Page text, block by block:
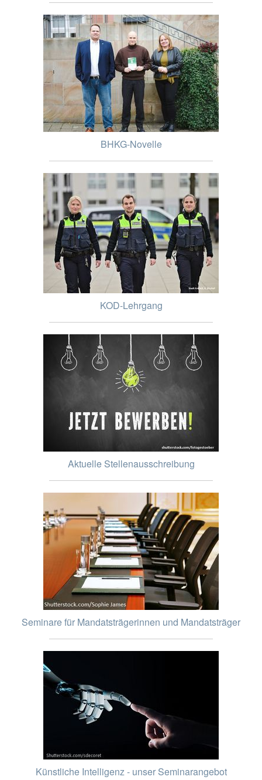
BHKG-Novelle
KOD-Lehrgang
Aktuelle Stellenausschreibung
Seminare für Mandatsträgerinnen und Mandatsträger
Künstliche Intelligenz - unser Seminarangebot